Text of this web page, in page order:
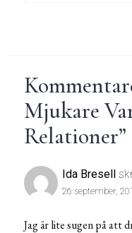
Mjukare
Relationer”
Ida Bresell
26 september,
Jag är lite sugen på att